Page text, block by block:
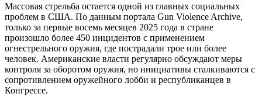
Массовая стрельба остается одной из главных социальных
проблем в США. По данным портала Gun Violence Archive,
только за первые восемь месяцев 2025 года в стране
произошло более 450 инцидентов с применением
огнестрельного оружия, где пострадали трое или более
человек. Американские власти регулярно обсуждают меры
контроля за оборотом оружия, но инициативы сталкиваются с
сопротивлением оружейного лобби и республиканцев в
Конгрессе.